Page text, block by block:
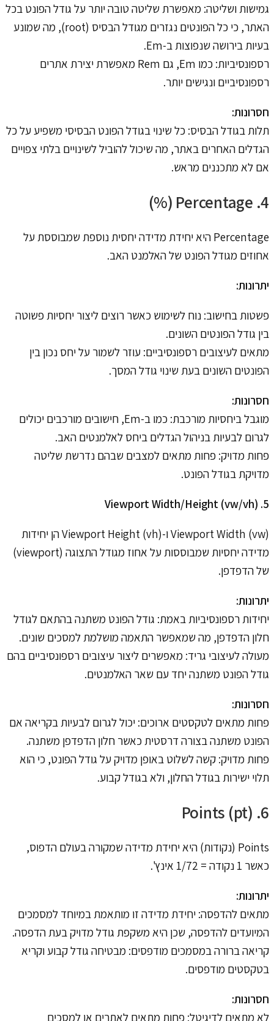
גמישות ושליטה: מאפשרת שליטה טובה יותר על גודל הפונט בכל
האתר, כי כל הפונטים נגזרים מגודל הבסיס (root), מה שמונע
בעיות בירושה שנפוצות ב-Em.
רספונסיביות: כמו Em, גם Rem מאפשרת יצירת אתרים
רספונסיביים ונגישים יותר.
חסרונות:
תלות בגודל הבסיס: כל שינוי בגודל הפונט הבסיסי משפיע על כל
הגדלים האחרים באתר, מה שיכול להוביל לשינויים בלתי צפויים
אם לא מתכננים מראש.
4. Percentage (%)
Percentage היא יחידת מדידה יחסית נוספת שמבוססת על
אחוזים מגודל הפונט של האלמנט האב.
יתרונות:
פשטות בחישוב: נוח לשימוש כאשר רוצים ליצור יחסיות פשוטה
בין גודל הפונטים השונים.
מתאים לעיצובים רספונסיביים: עוזר לשמור על יחס נכון בין
הפונטים השונים בעת שינוי גודל המסך.
חסרונות:
מוגבל ביחסיות מורכבת: כמו ב-Em, חישובים מורכבים יכולים
לגרום לבעיות בניהול הגדלים ביחס לאלמנטים האב.
פחות מדויק: פחות מתאים למצבים שבהם נדרשת שליטה
מדויקת בגודל הפונט.
5. Viewport Width/Height (vw/vh)
Viewport Width (vw) ו-Viewport Height (vh) הן יחידות
מדידה יחסיות שמבוססות על אחוז מגודל התצוגה (viewport)
של הדפדפן.
יתרונות:
יחידות רספונסיביות באמת: גודל הפונט משתנה בהתאם לגודל
חלון הדפדפן, מה שמאפשר התאמה מושלמת למסכים שונים.
מעולה לעיצובי גריד: מאפשרים ליצור עיצובים רספונסיביים בהם
גודל הפונט משתנה יחד עם שאר האלמנטים.
חסרונות:
פחות מתאים לטקסטים ארוכים: יכול לגרום לבעיות בקריאה אם
הפונט משתנה בצורה דרסטית כאשר חלון הדפדפן משתנה.
פחות מדויק: קשה לשלוט באופן מדויק על גודל הפונט, כי הוא
תלוי ישירות בגודל החלון, ולא בגודל קבוע.
6. Points (pt)
Points (נקודות) היא יחידת מדידה שמקורה בעולם הדפוס,
כאשר 1 נקודה = 1/72 אינץ'.
יתרונות:
מתאים להדפסה: יחידת מדידה זו מותאמת במיוחד למסמכים
המיועדים להדפסה, שכן היא משקפת גודל מדויק בעת הדפסה.
קריאה ברורה במסמכים מודפסים: מבטיחה גודל קבוע וקריא
בטקסטים מודפסים.
חסרונות:
לא מתאים לדיגיטל: פחות מתאים לאתרים או למסכים